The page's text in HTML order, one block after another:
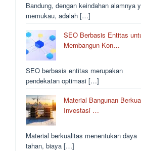
Bandung, dengan keindahan alamnya
memukau, adalah […]
SEO Berbasis Entitas
Membangun Kon…
SEO berbasis entitas merupakan
pendekatan optimasi […]
Material Bangunan
Investasi …
Material berkualitas menentukan daya
tahan, biaya […]